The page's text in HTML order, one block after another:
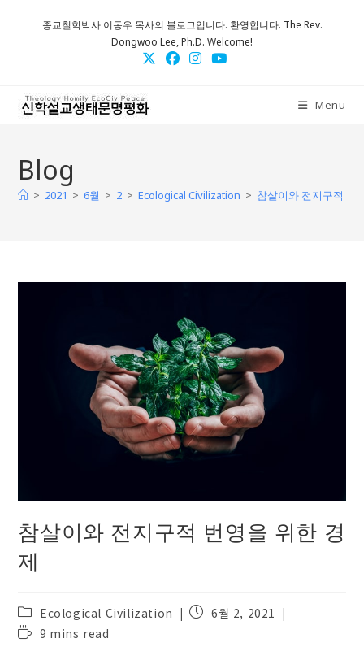
종교철학박사 이동우 목사의 블로그입니다. 환영합니다. The Rev.
Dongwoo Lee, Ph.D. Welcome!
Menu
Blog
> 2021 > 6월 > 2 > Ecological Civilization > 참살이와 전지구적 번
참살이와 전지구적 번영을 위한 경
제
Post
category:
Ecological Civilization
Post6월 2, 2021
Reading
9 mins read